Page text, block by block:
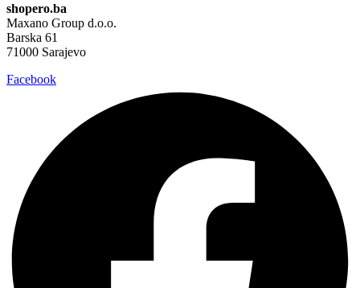
shopero.ba
Maxano Group d.o.o.
Barska 61
71000 Sarajevo
Facebook